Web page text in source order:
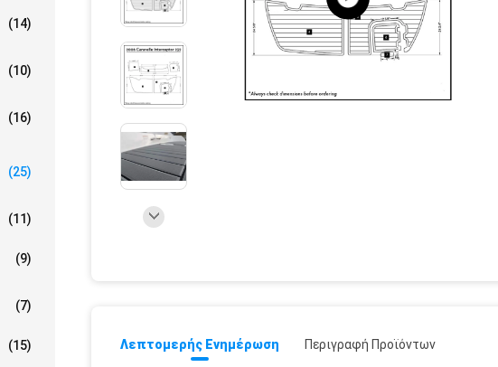
(14)
(10)
(16)
(25)
(11)
(9)
(7)
(15) Λεπτομερής Ενημέρωση Περιγραφή Προϊόντων